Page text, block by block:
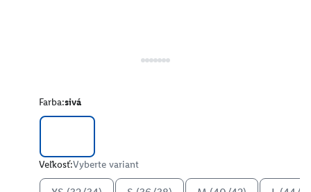
Farba:sivá
Veľkosť:Vyberte variant